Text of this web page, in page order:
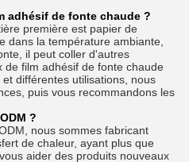
adhésif de fonte chaude ?
première est papier de
dans la température ambiante,
il peut coller d'autres
de film adhésif de fonte chaude
différentes utilisations, nous
puis vous recommandons les
?
nous sommes fabricant
de chaleur, ayant plus que
aider des produits nouveaux